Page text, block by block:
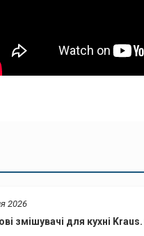
2026
змішувачі для кухні